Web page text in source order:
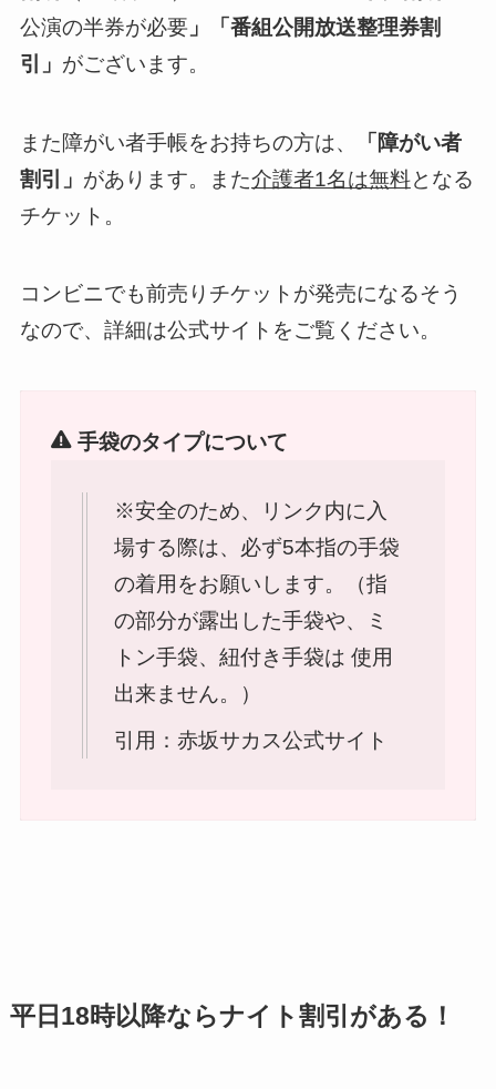
公演の半券が必要」「番組公開放送整理券割
引」 がございます。
また障がい者手帳をお持ちの方は、
「障がい者
割引」 があります。また介護者1名は無料となる
チケット。
コンビニでも前売りチケットが発売になるそう
なので、詳細は公式サイトをご覧ください。
手袋のタイプについて
※安全のため、リンク内に入
場する際は、必ず5本指の手袋
の着用をお願いします。（指
の部分が露出した手袋や、ミ
トン手袋、紐付き手袋は 使用
出来ません。）
引用：赤坂サカス公式サイト
平日18時以降ならナイト割引がある！